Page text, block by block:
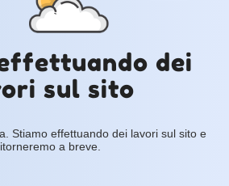
dei
sul sito
Stiamo effettuando dei lavori sul sito e
a breve.